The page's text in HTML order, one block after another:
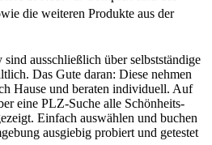
die weiteren Produkte aus der
ausschließlich über selbstständige
Das Gute daran: Diese nehmen
Hause und beraten individuell. Auf
eine PLZ-Suche alle Schönheits-
Einfach auswählen und buchen
ausgiebig probiert und getestet